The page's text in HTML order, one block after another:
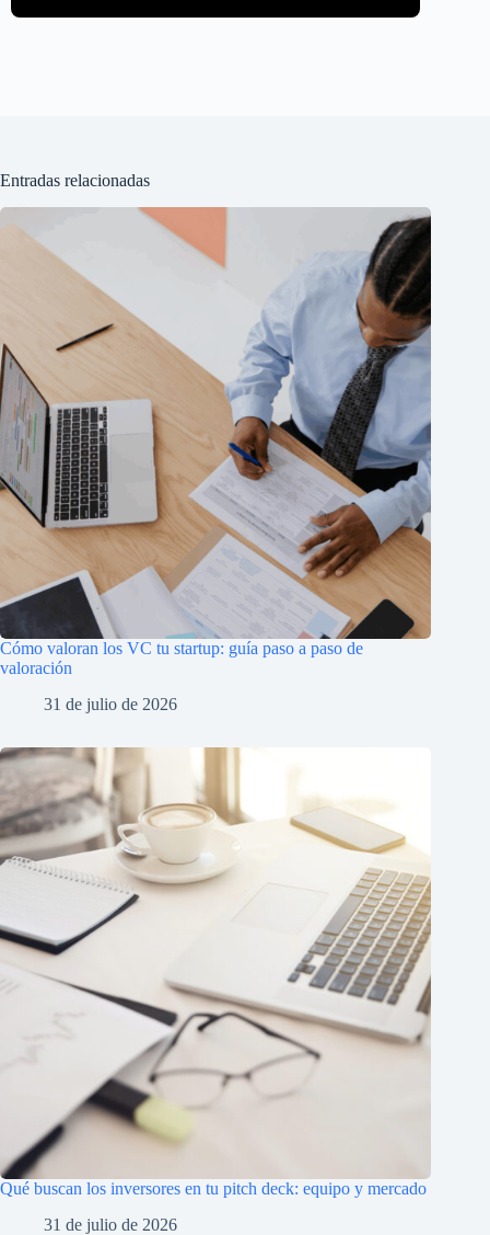
Entradas relacionadas
Cómo valoran los VC tu startup: guía paso a paso de
valoración
31 de julio de 2026
Qué buscan los inversores en tu pitch deck: equipo y mercado
31 de julio de 2026